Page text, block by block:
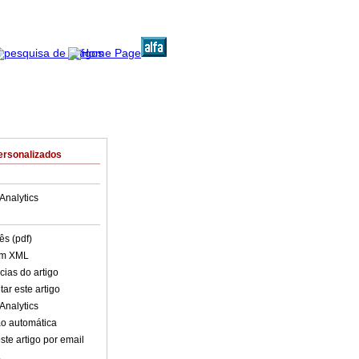
(pdf)
XML
do artigo
este artigo
automática
artigo por email